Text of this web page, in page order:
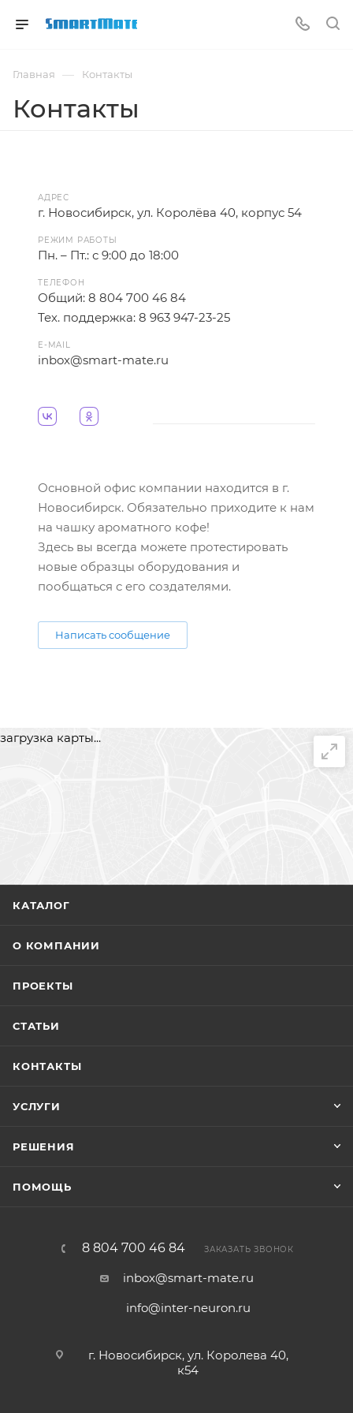
Главная — Контакты
Контакты
АДРЕС
г. Новосибирск, ул. Королёва 40, корпус 54
РЕЖИМ РАБОТЫ
Пн. – Пт.: с 9:00 до 18:00
ТЕЛЕФОН
Общий: 8 804 700 46 84
Тех. поддержка: 8 963 947-23-25
E-MAIL
inbox@smart-mate.ru
Основной офис компании находится в г.
Новосибирск. Обязательно приходите к нам
на чашку ароматного кофе!
Здесь вы всегда можете протестировать
новые образцы оборудования и
пообщаться с его создателями.
Написать сообщение
загрузка карты...
КАТАЛОГ
О КОМПАНИИ
ПРОЕКТЫ
СТАТЬИ
КОНТАКТЫ
УСЛУГИ
РЕШЕНИЯ
ПОМОЩЬ
8 804 700 46 84 ЗАКАЗАТЬ ЗВОНОК
inbox@smart-mate.ru
info@inter-neuron.ru
г. Новосибирск, ул. Королева 40,
к54